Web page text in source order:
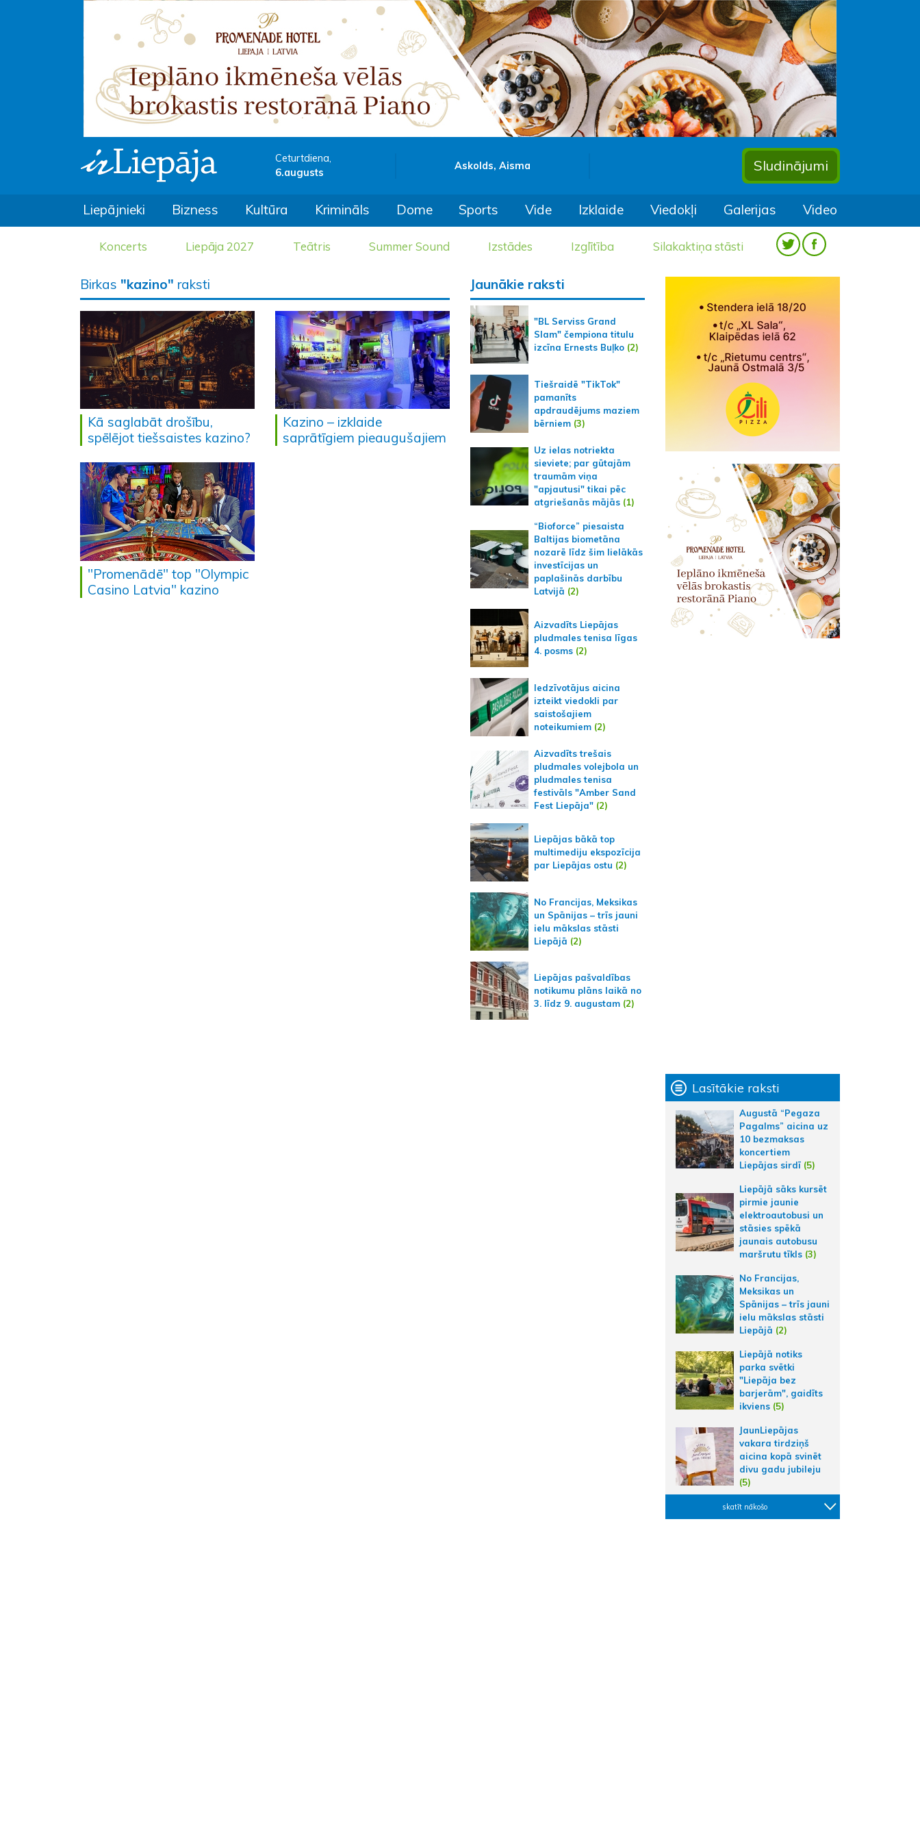
Ceturtdiena,
6.augusts
Askolds, Aisma Sludinājumi
Liepājnieki Bizness Kultūra Krimināls Dome Sports Vide Izklaide Viedokļi Galerijas Video
Koncerts Liepāja 2027 Teātris Summer Sound Izstādes Izglītība Silakaktiņa stāsti
Birkas "kazino" raksti
Kā saglabāt drošību,
spēlējot tiešsaistes kazino?
Kazino – izklaide
saprātīgiem pieaugušajiem
"Promenādē" top "Olympic
Casino Latvia" kazino
Jaunākie raksti
"BL Serviss Grand
Slam" čempiona titulu
izcīna Ernests Buļko (2)
Tiešraidē "TikTok"
pamanīts
apdraudējums maziem
bērniem (3)
Uz ielas notriekta
sieviete; par gūtajām
traumām viņa
"apjautusi" tikai pēc
atgriešanās mājās (1)
“Bioforce” piesaista
Baltijas biometāna
nozarē līdz šim lielākās
investīcijas un
paplašinās darbību
Latvijā (2)
Aizvadīts Liepājas
pludmales tenisa līgas
4. posms (2)
Iedzīvotājus aicina
izteikt viedokli par
saistošajiem
noteikumiem (2)
Aizvadīts trešais
pludmales volejbola un
pludmales tenisa
festivāls "Amber Sand
Fest Liepāja" (2)
Liepājas bākā top
multimediju ekspozīcija
par Liepājas ostu (2)
No Francijas, Meksikas
un Spānijas – trīs jauni
ielu mākslas stāsti
Liepājā (2)
Liepājas pašvaldības
notikumu plāns laikā no
3. līdz 9. augustam (2)
Lasītākie raksti
Augustā “Pegaza
Pagalms” aicina uz
10 bezmaksas
koncertiem
Liepājas sirdī (5)
Liepājā sāks kursēt
pirmie jaunie
elektroautobusi un
stāsies spēkā
jaunais autobusu
maršrutu tīkls (3)
No Francijas,
Meksikas un
Spānijas – trīs jauni
ielu mākslas stāsti
Liepājā (2)
Liepājā notiks
parka svētki
"Liepāja bez
barjerām", gaidīts
ikviens (5)
JaunLiepājas
vakara tirdziņš
aicina kopā svinēt
divu gadu jubileju
(5)
skatīt nākošo